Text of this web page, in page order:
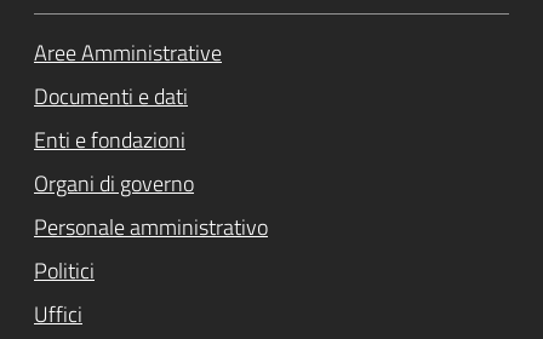
Aree Amministrative
Documenti e dati
Enti e fondazioni
Organi di governo
Personale amministrativo
Politici
Uffici